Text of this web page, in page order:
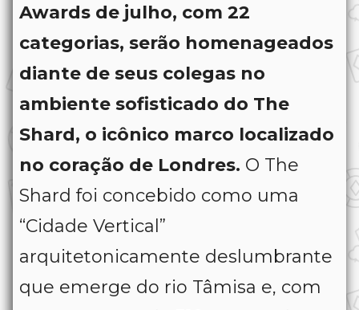
Awards de julho, com 22
categorias, serão homenageados
diante de seus colegas no
ambiente sofisticado do The
Shard, o icônico marco localizado
no coração de Londres. O The
Shard foi concebido como uma
“Cidade Vertical”
arquitetonicamente deslumbrante
que emerge do rio Tâmisa e, com